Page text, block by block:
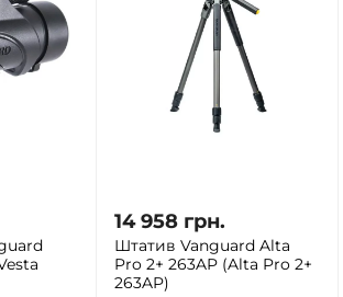
14 958 грн.
Штатив Vanguard Alta
Pro 2+ 263AP (Alta Pro 2+
263AP)